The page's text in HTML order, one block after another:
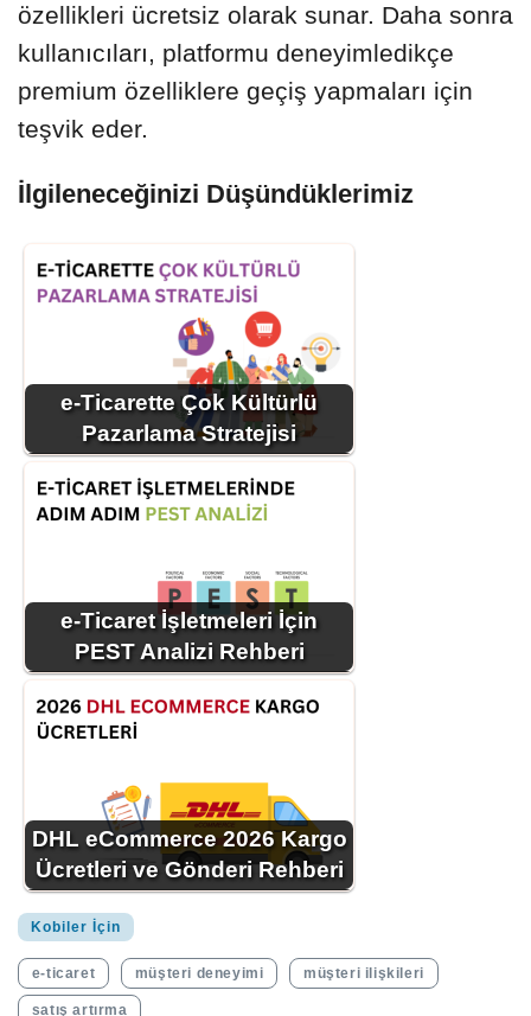
özellikleri ücretsiz olarak sunar. Daha sonra
kullanıcıları, platformu deneyimledikçe
premium özelliklere geçiş yapmaları için
teşvik eder.
İlgileneceğinizi Düşündüklerimiz
e-Ticarette Çok Kültürlü
Pazarlama Stratejisi
e-Ticaret İşletmeleri İçin
PEST Analizi Rehberi
DHL eCommerce 2026 Kargo
Ücretleri ve Gönderi Rehberi
Kobiler İçin
e-ticaret müşteri deneyimi müşteri ilişkileri
satış artırma